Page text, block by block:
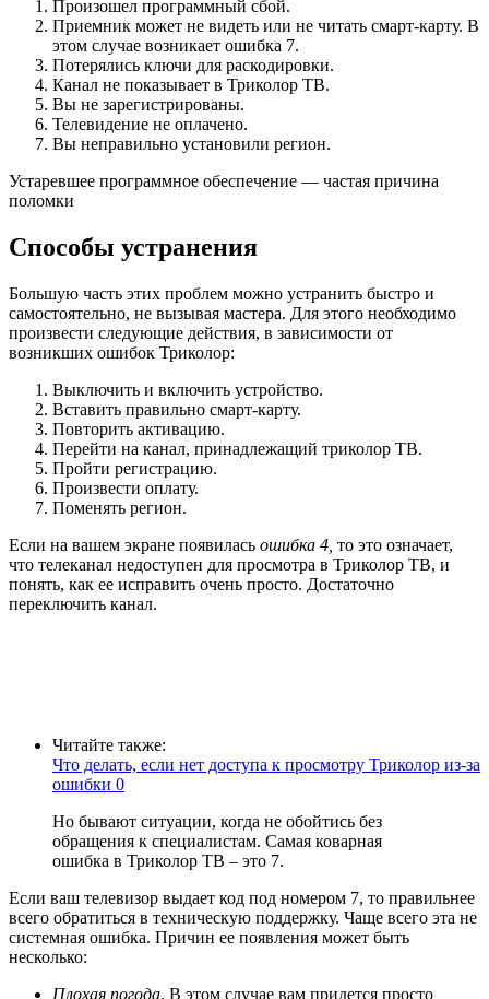
Произошел программный сбой.
Приемник может не видеть или не читать смарт-карту. В
этом случае возникает ошибка 7.
Потерялись ключи для раскодировки.
Канал не показывает в Триколор ТВ.
Вы не зарегистрированы.
Телевидение не оплачено.
Вы неправильно установили регион.
Устаревшее программное обеспечение — частая причина
поломки
Способы устранения
Большую часть этих проблем можно устранить быстро и
самостоятельно, не вызывая мастера. Для этого необходимо
произвести следующие действия, в зависимости от
возникших ошибок Триколор:
Выключить и включить устройство.
Вставить правильно смарт-карту.
Повторить активацию.
Перейти на канал, принадлежащий триколор ТВ.
Пройти регистрацию.
Произвести оплату.
Поменять регион.
Если на вашем экране появилась ошибка 4, то это означает,
что телеканал недоступен для просмотра в Триколор ТВ, и
понять, как ее исправить очень просто. Достаточно
переключить канал.
Читайте также:
Что делать, если нет доступа к просмотру Триколор из-за
ошибки 0
Но бывают ситуации, когда не обойтись без
обращения к специалистам. Самая коварная
ошибка в Триколор ТВ – это 7.
Если ваш телевизор выдает код под номером 7, то правильнее
всего обратиться в техническую поддержку. Чаще всего эта не
системная ошибка. Причин ее появления может быть
несколько:
Плохая погода. В этом случае вам придется просто